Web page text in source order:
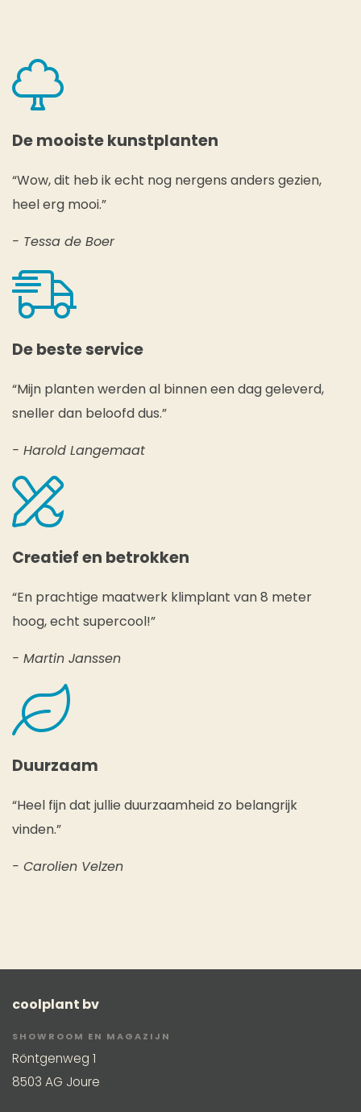
De mooiste kunstplanten
“Wow, dit heb ik echt nog nergens anders gezien,
heel erg mooi.”
- Tessa de Boer
De beste service
“Mijn planten werden al binnen een dag geleverd,
sneller dan beloofd dus.”
- Harold Langemaat
Creatief en betrokken
“En prachtige maatwerk klimplant van 8 meter
hoog, echt supercool!”
- Martin Janssen
Duurzaam
“Heel fijn dat jullie duurzaamheid zo belangrijk
vinden.”
- Carolien Velzen
coolplant bv
SHOWROOM EN MAGAZIJN
Röntgenweg 1
8503 AG Joure